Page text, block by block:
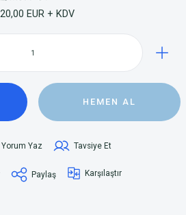
EUR + KDV
HEMEN AL
Yorum Yaz Tavsiye Et
Paylaş Karşılaştır